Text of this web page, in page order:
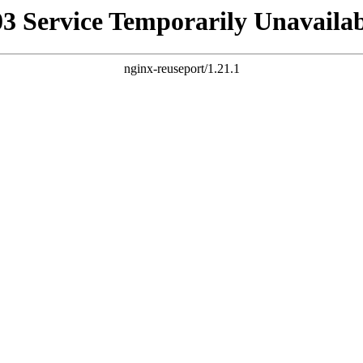
Service Temporarily
nginx-reuseport/1.21.1